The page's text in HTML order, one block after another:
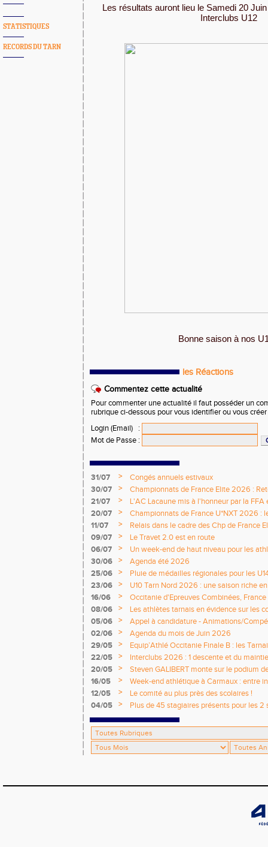
STATISTIQUES
RECORDS DU TARN
Les résultats auront lieu le Samedi 20
Interclubs U12
Bonne saison à nos
les Réactions
Commentez cette actualité
Pour commenter une actualité il faut posséder un
rubrique ci-dessous pour vous identifier ou vous
Login (Email)
:
Mot de Passe :
31/07 >
Congés annuels estivaux
30/07
>
Championnats de France Elite 2026 :
21/07
>
L'AC Lacaune mis à l'honneur par la
20/07
>
Championnats de France U*NXT 2026 :
titres nationaux !
11/07 >
Relais dans le cadre des Chp de France
09/07
>
Le Travet 2.0 est en route
06/07
>
Un week-end de haut niveau pour les
nationale
30/06 >
Agenda été 2026
25/06
>
Pluie de médailles régionales pour les
23/06
>
U10 Tarn Nord 2026 : une saison riche
émotions
16/06 >
Occitanie d'Epreuves Combinées,
National de Castres
08/06 >
Les athlètes tarnais en évidence sur les
05/06
>
Appel à candidature - Animations/
2026 / 2027
02/06 >
Agenda du mois de Juin 2026
29/05
>
Equip’Athlé Occitanie Finale B : les
22/05
>
Interclubs 2026 : 1 descente et du
20/05
>
Steven GALIBERT monte sur le podium
16/05
>
Week-end athlétique à Carmaux : entre
départementaux jeunes
12/05 >
Le comité au plus près des scolaires !
04/05
>
Plus de 45 stagiaires présents pour les 2